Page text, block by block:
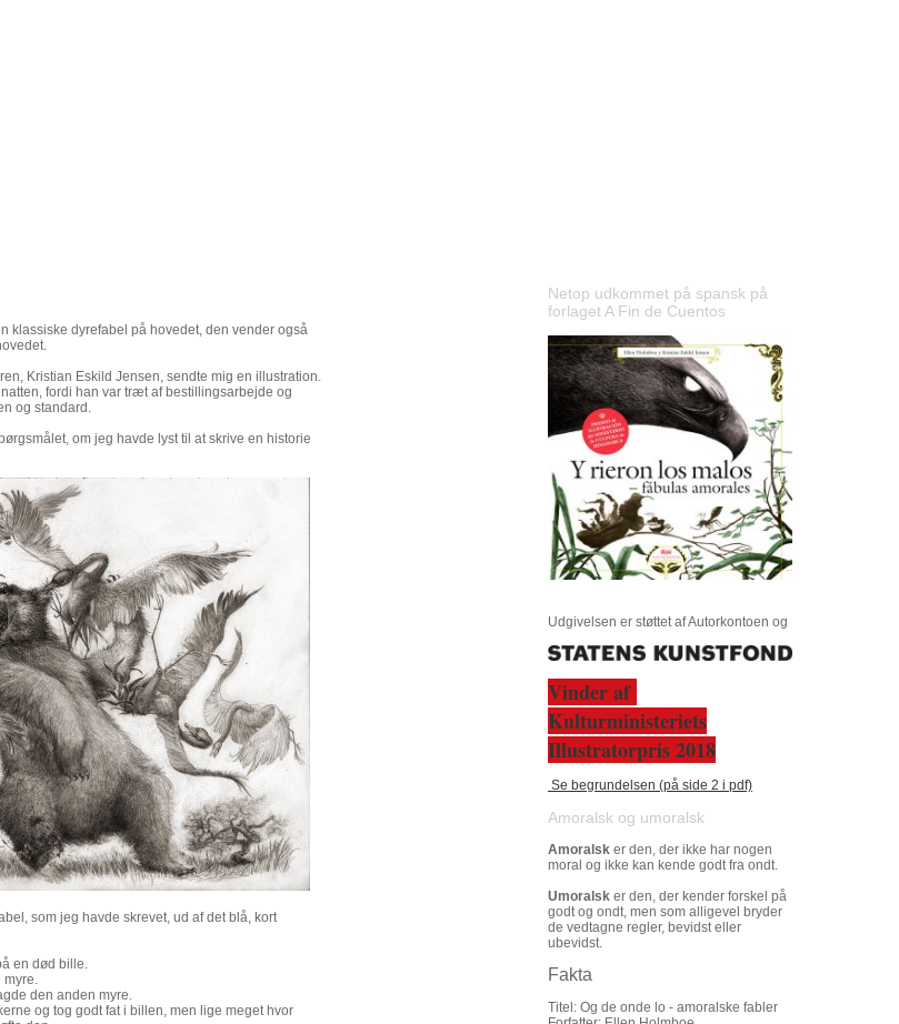
klassiske dyrefabel på hovedet, den vender også
Kristian Eskild Jensen, sendte mig en illustration.
fordi han var træt af bestillingsarbejde og
og standard.
om jeg havde lyst til at skrive en historie
som jeg havde skrevet, ud af det blå, kort
en død bille.
myre.
den anden myre.
og tog godt fat i billen, men lige meget hvor
Netop udkommet på spansk på
forlaget A Fin de Cuentos
Udgivelsen er støttet af Autorkontoen og
Vinder af
Kulturministeriets
Illustratorpris 2018
Se begrundelsen (på side 2 i pdf)
Amoralsk og umoralsk
Amoralsk er den, der ikke har nogen
moral og ikke kan kende godt fra ondt.
Umoralsk er den, der kender forskel på
godt og ondt, men som alligevel bryder
de vedtagne regler, bevidst eller
ubevidst.
Fakta
Titel: Og de onde lo - amoralske fabler